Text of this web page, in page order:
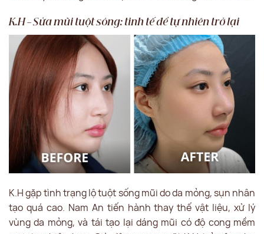
K.H – Sửa mũi tuột sóng: tinh tế để tự nhiên trở lại
K.H gặp tình trạng lộ tuột sống mũi do da mỏng, sụn nhân
tạo quá cao. Nam An tiến hành thay thế vật liệu, xử lý
vùng da mỏng, và tái tạo lại dáng mũi có độ cong mềm